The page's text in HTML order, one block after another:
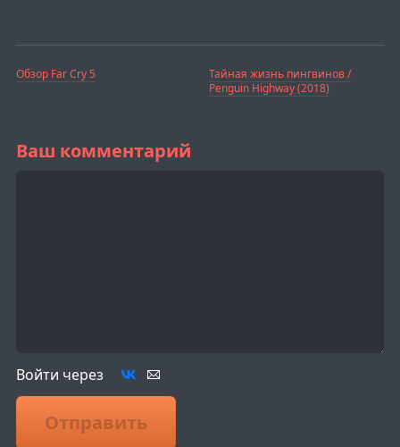
Обзор Far Cry 5
Тайная жизнь пингвинов /
Penguin Highway (2018)
Ваш комментарий
Войти через
Отправить